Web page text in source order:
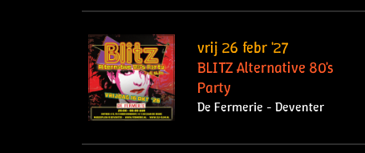
vrij 26 febr '27
BLITZ Alternative 80's
Party
De Fermerie - Deventer